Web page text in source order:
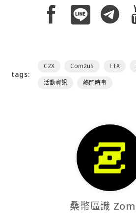
tags:
C2X Com2uS FTX
活動資訊
熱門時事
桑幣區識